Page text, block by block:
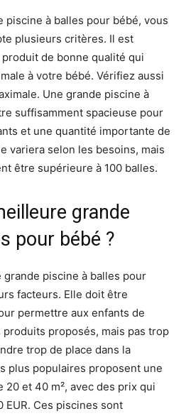
piscine à balles pour bébé, vous
plusieurs critères. Il est
de bonne qualité qui
à votre bébé. Vérifiez aussi
Une grande piscine à
suffisamment spacieuse pour
et une quantité importante de
variera selon les besoins, mais
être supérieure à 100 balles.
grande
pour bébé ?
grande piscine à balles pour
facteurs. Elle doit être
permettre aux enfants de
proposés, mais pas trop
trop de place dans la
plus populaires proposent une
et 40 m², avec des prix qui
Ces piscines sont